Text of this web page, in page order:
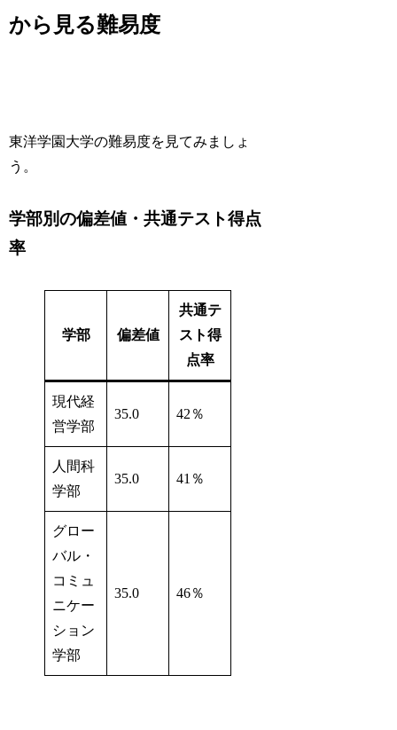
から見る難易度
東洋学園大学の難易度を見てみましょ
う。
学部別の偏差値・共通テスト得点
率
学部 偏差値
共通テ
スト得
点率
現代経
営学部
35.0 42％
人間科
学部
35.0 41％
グロー
バル・
コミュ
ニケー
ション
学部
35.0 46％